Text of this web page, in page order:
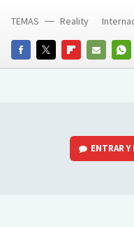
FACEBOOKTWITTERFLIPBOARD
E-
TEMAS Reality
ENTRAR